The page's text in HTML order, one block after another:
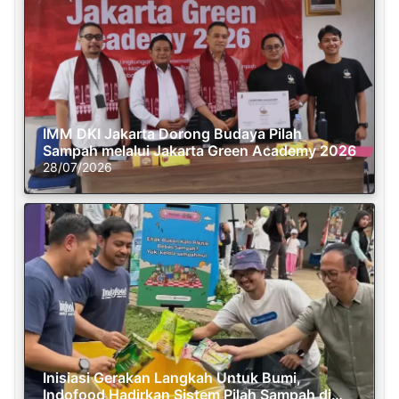
IMM DKI Jakarta Dorong Budaya Pilah
Sampah melalui Jakarta Green Academy 2026
28/07/2026
Inisiasi Gerakan Langkah Untuk Bumi,
Indofood Hadirkan Sistem Pilah Sampah di